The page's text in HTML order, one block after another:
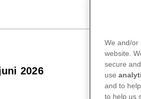
2026
We and/or
website.
secure
use
and to
to help us